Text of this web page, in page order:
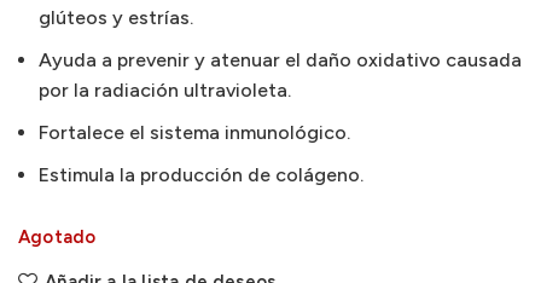
glúteos y estrías.
Ayuda a prevenir y atenuar el daño oxidativo causada
por la radiación ultravioleta.
Fortalece el sistema inmunológico.
Estimula la producción de colágeno.
Agotado